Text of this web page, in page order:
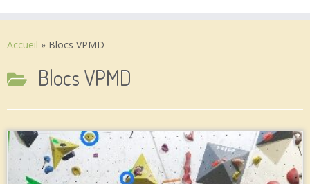
Accueil » Blocs VPMD
Blocs VPMD